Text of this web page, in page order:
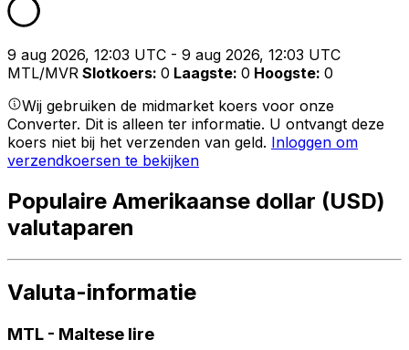
9 aug 2026, 12:03 UTC - 9 aug 2026, 12:03 UTC
MTL/MVR Slotkoers: 0 Laagste: 0 Hoogste: 0
Wij gebruiken de midmarket koers voor onze
Converter. Dit is alleen ter informatie. U ontvangt deze
koers niet bij het verzenden van geld. Inloggen om
verzendkoersen te bekijken
Populaire Amerikaanse dollar (USD)
valutaparen
Valuta-informatie
MTL - Maltese lire